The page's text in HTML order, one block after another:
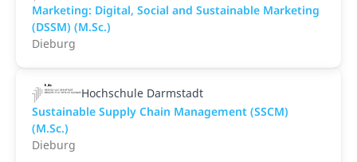
Marketing: Digital, Social and Sustainable Marketing
(DSSM) (M.Sc.)
Dieburg
Hochschule Darmstadt
Sustainable Supply Chain Management (SSCM)
(M.Sc.)
Dieburg